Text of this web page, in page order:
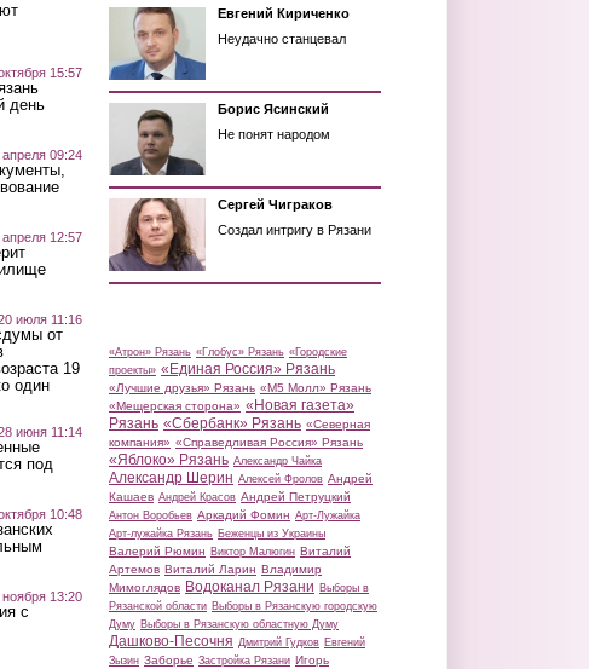
15:57
день
апреля 09:24
апреля 12:57
июля 11:16
от
19
один
июня 11:14
под
10:48
ноября 13:20
с
Евгений Кириченко
Неудачно станцевал
Борис Ясинский
Не понят народом
Сергей Чиграков
Создал интригу в Рязани
«Атрон» Рязань «Глобус» Рязань «Городские
проекты» «Единая Россия» Рязань
«Лучшие друзья» Рязань «М5 Молл» Рязань
«Мещерская сторона» «Новая газета»
Рязань «Сбербанк» Рязань «Северная
компания» «Справедливая Россия» Рязань
«Яблоко» Рязань Александр Чайка
Александр Шерин Алексей Фролов Андрей
Кашаев Андрей Красов Андрей Петруцкий
Антон Воробьев Аркадий Фомин Арт-Лужайка
Арт-лужайка Рязань Беженцы из Украины
Валерий Рюмин Виктор Малюгин Виталий
Артемов Виталий Ларин Владимир
Мимоглядов Водоканал Рязани Выборы в
Рязанской области Выборы в Рязанскую городскую
Думу Выборы в Рязанскую областную Думу
Дашково-Песочня Дмитрий Гудков Евгений
Зызин Заборье Застройка Рязани Игорь